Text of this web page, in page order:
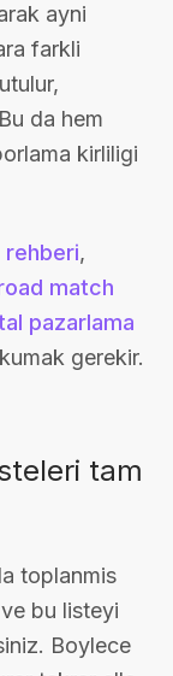
ayni
farkli
da hem
kirliligi
rehberi,
match
pazarlama
gerekir.
tam
toplanmis
bu listeyi
Boylece